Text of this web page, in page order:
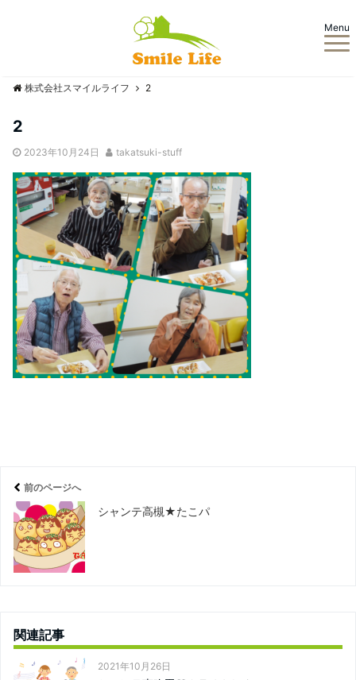
Menu
株式会社スマイルライフ 2
2
2023年10月24日 takatsuki-stuff
前のページへ
シャンテ高槻★たこパ
関連記事
2021年10月26日